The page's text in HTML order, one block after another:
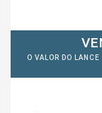
O VALOR DO